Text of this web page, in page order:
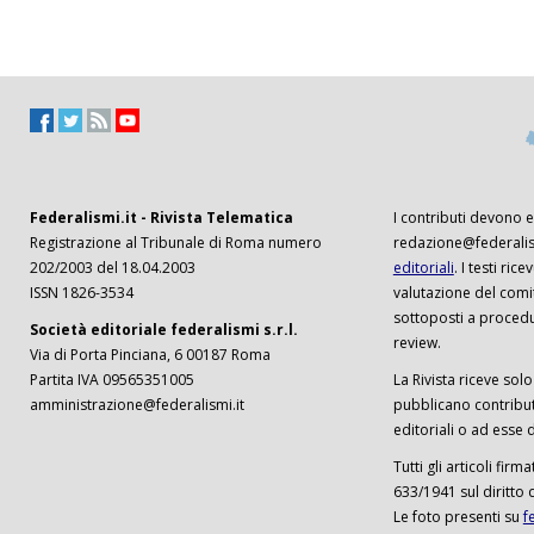
Federalismi.it - Rivista Telematica
Registrazione al Tribunale di Roma numero
202/2003 del 18.04.2003
ISSN 1826-3534
Società editoriale federalismi s.r.l.
Via di Porta Pinciana, 6 00187 Roma
Partita IVA 09565351005
amministrazione@federalismi.it
I contributi devono
editoriali. I testi
valutazione del
sottoposti a
review.
La Rivista riceve
pubblicano
editoriali o ad esse
Tutti gli articoli
633/1941 sul diritto
Le foto presenti su